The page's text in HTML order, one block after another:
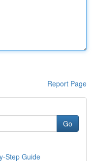
Report Page
Go
Step Guide